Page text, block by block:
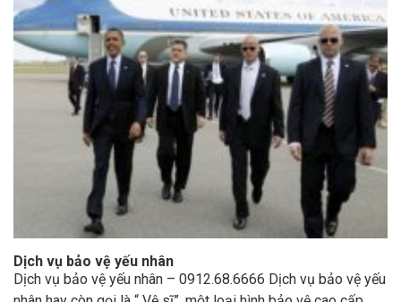
Dịch vụ bảo vệ yếu nhân
Dịch vụ bảo vệ yếu nhân – 0912.68.6666 Dịch vụ bảo vệ yếu